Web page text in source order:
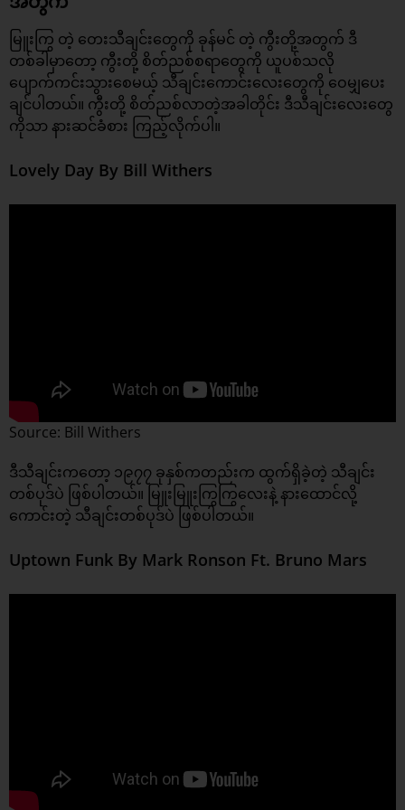
မြူးကြွ တဲ့ တေးသီချင်းတွေကို ခုန်မင် တဲ့ ကွီးတို့အတွက် ဒီ
တစ်ခါမှာတော့ ကွီးတို့ စိတ်ညစ်စရာတွေကို ယူပစ်သလို
ပျောက်ကင်းသွားစေမယ့် သီချင်းကောင်းလေးတွေကို ဝေမျှပေး
ချင်ပါတယ်။ ကွီးတို့ စိတ်ညစ်လာတဲ့အခါတိုင်း ဒီသီချင်းလေးတွေ
ကိုသာ နားဆင်ခံစား ကြည့်လိုက်ပါ။
Lovely Day By Bill Withers
Source: Bill Withers
ဒီသီချင်းကတော့ ၁၉၇၇ ခုနှစ်ကတည်းက ထွက်ရှိခဲ့တဲ့ သီချင်း
တစ်ပုဒ်ပဲ ဖြစ်ပါတယ်။ မြူးမြူးကြွကြွလေးနဲ့ နားထောင်လို့
ကောင်းတဲ့ သီချင်းတစ်ပုဒ်ပဲ ဖြစ်ပါတယ်။
Uptown Funk By Mark Ronson Ft. Bruno Mars